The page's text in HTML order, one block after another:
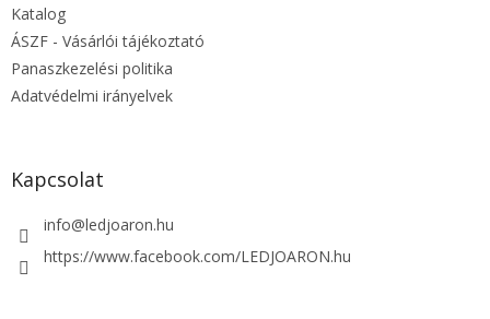
Katalog
ÁSZF - Vásárlói tájékoztató
Panaszkezelési politika
Adatvédelmi irányelvek
Kapcsolat
info@ledjoaron.hu
https://www.facebook.com/LEDJOARON.hu